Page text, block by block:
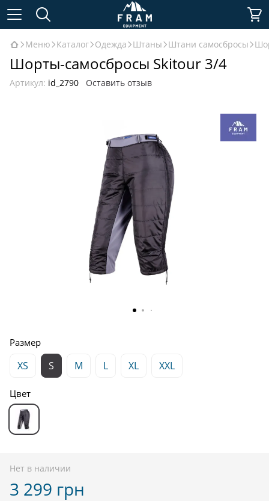
Меню Каталог Одежда Штаны Штани самосбросы
Шорты-самосбросы Skitour 3/4
Артикул: id_2790 Оставить отзыв
Размер
XS S M L XL XXL
Цвет
Нет в наличии
3 299 грн